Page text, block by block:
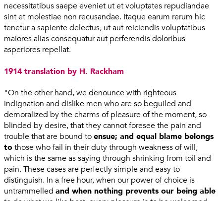
necessitatibus saepe eveniet ut et voluptates repudiandae
sint et molestiae non recusandae. Itaque earum rerum hic
tenetur a sapiente delectus, ut aut reiciendis voluptatibus
maiores alias consequatur aut perferendis doloribus
asperiores repellat.
1914 translation by H. Rackham
"On the other hand, we denounce with righteous
indignation and dislike men who are so beguiled and
demoralized by the charms of pleasure of the moment, so
blinded by desire, that they cannot foresee the pain and
trouble that are bound toensue; and equal blame belongs
tothose who fail in their duty through weakness of will,
which is the same as saying through shrinking from toil and
pain. These cases are perfectly simple and easy to
distinguish. In a free hour, when our power of choice is
untrammelled and when nothing prevents our being able